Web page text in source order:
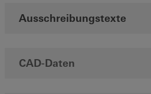
Ausschreibungstexte
CAD-Daten